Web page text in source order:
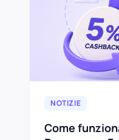
NOTIZIE
Come